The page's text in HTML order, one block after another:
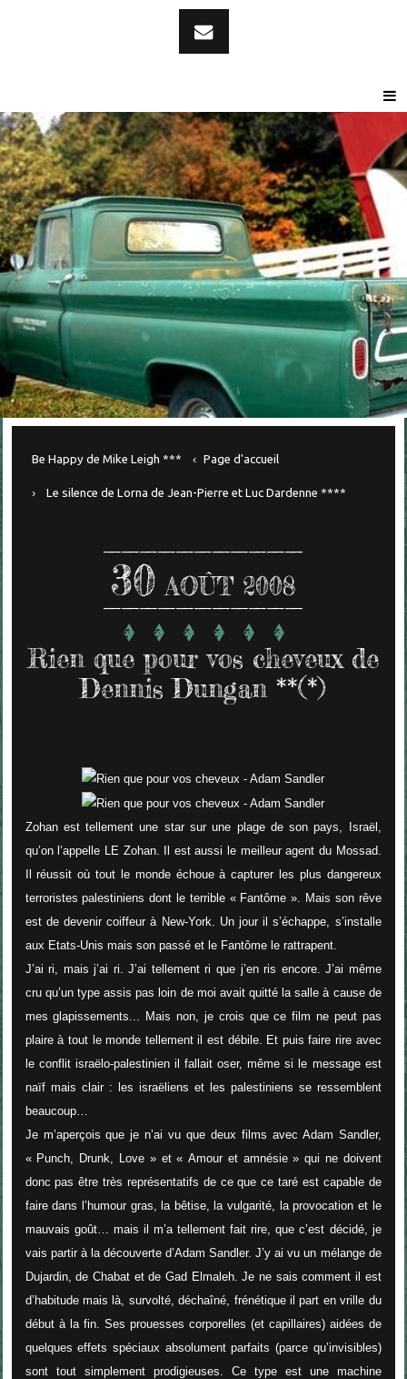
Be Happy de Mike Leigh *** Page d'accueil
Le silence de Lorna de Jean-Pierre et Luc Dardenne ****
30 AOÛT 2008
Rien que pour vos cheveux de
Dennis Dungan **(*)
Zohan est tellement une star sur une plage de son pays, Israël,
qu’on l’appelle LE Zohan. Il est aussi le meilleur agent du Mossad.
Il réussit où tout le monde échoue à capturer les plus dangereux
terroristes palestiniens dont le terrible « Fantôme ». Mais son rêve
est de devenir coiffeur à New-York. Un jour il s’échappe, s’installe
aux Etats-Unis mais son passé et le Fantôme le rattrapent.
J’ai ri, mais j’ai ri. J’ai tellement ri que j’en ris encore. J’ai même
cru qu’un type assis pas loin de moi avait quitté la salle à cause de
mes glapissements... Mais non, je crois que ce film ne peut pas
plaire à tout le monde tellement il est débile. Et puis faire rire avec
le conflit israëlo-palestinien il fallait oser, même si le message est
naïf mais clair : les israëliens et les palestiniens se ressemblent
beaucoup…
Je m’aperçois que je n’ai vu que deux films avec Adam Sandler,
« Punch, Drunk, Love » et « Amour et amnésie » qui ne doivent
donc pas être très représentatifs de ce que ce taré est capable de
faire dans l’humour gras, la bêtise, la vulgarité, la provocation et le
mauvais goût… mais il m’a tellement fait rire, que c’est décidé, je
vais partir à la découverte d’Adam Sandler. J’y ai vu un mélange de
Dujardin, de Chabat et de Gad Elmaleh. Je ne sais comment il est
d’habitude mais là, survolté, déchaîné, frénétique il part en vrille du
début à la fin. Ses prouesses corporelles (et capillaires) aidées de
quelques effets spéciaux absolument parfaits (parce qu’invisibles)
sont tout simplement prodigieuses. Ce type est une machine